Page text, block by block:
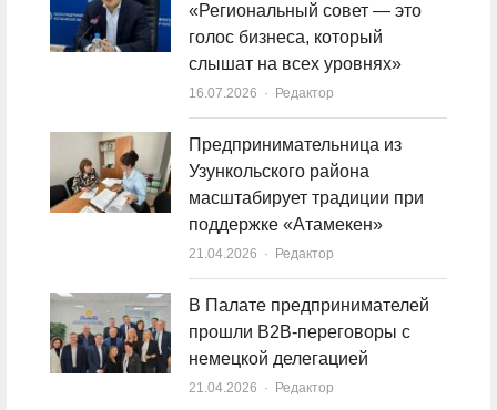
«Региональный совет — это
голос бизнеса, который
слышат на всех уровнях»
16.07.2026 Author
Редактор
Предпринимательница из
Узункольского района
масштабирует традиции при
поддержке «Атамекен»
21.04.2026 Author
Редактор
В Палате предпринимателей
прошли B2B-переговоры с
немецкой делегацией
21.04.2026 Author
Редактор